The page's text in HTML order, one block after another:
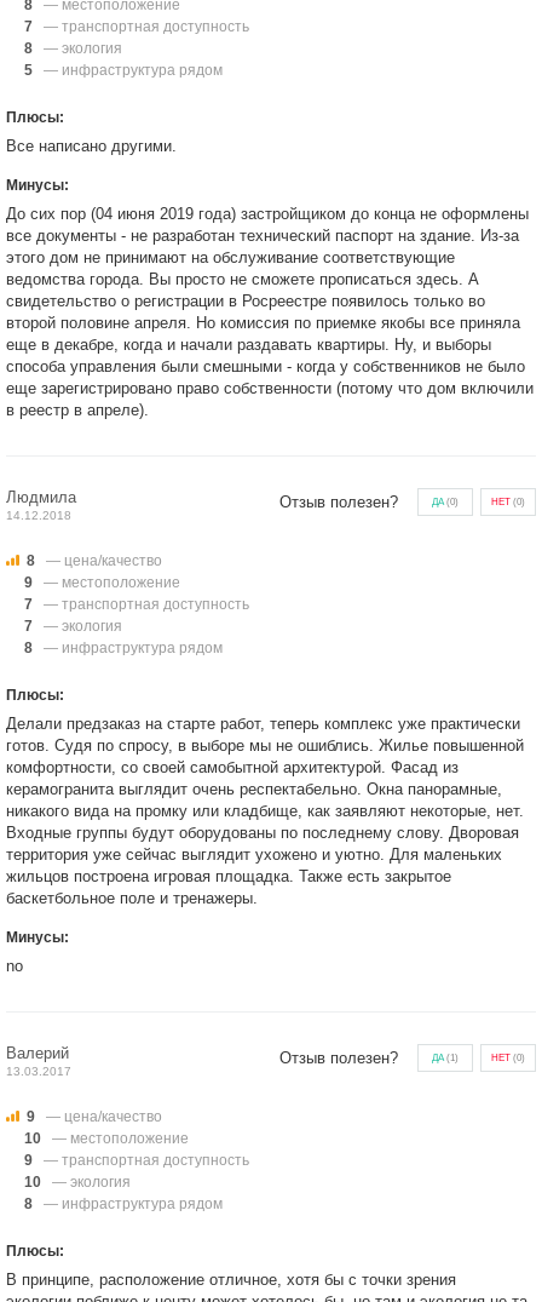
8
— местоположение
7
— транспортная доступность
8
— экология
5
— инфраструктура рядом
Плюсы:
Все написано другими.
Минусы:
До сих пор (04 июня 2019 года) застройщиком до конца не оформлены
все документы - не разработан технический паспорт на здание. Из-за
этого дом не принимают на обслуживание соответствующие
ведомства города. Вы просто не сможете прописаться здесь. А
свидетельство о регистрации в Росреестре появилось только во
второй половине апреля. Но комиссия по приемке якобы все приняла
еще в декабре, когда и начали раздавать квартиры. Ну, и выборы
способа управления были смешными - когда у собственников не было
еще зарегистрировано право собственности (потому что дом включили
в реестр в апреле).
Людмила
14.12.2018
Отзыв полезен? ДА(0) НЕТ (0)
8
— цена/качество
9
— местоположение
7
— транспортная доступность
7
— экология
8
— инфраструктура рядом
Плюсы:
Делали предзаказ на старте работ, теперь комплекс уже практически
готов. Судя по спросу, в выборе мы не ошиблись. Жилье повышенной
комфортности, со своей самобытной архитектурой. Фасад из
керамогранита выглядит очень респектабельно. Окна панорамные,
никакого вида на промку или кладбище, как заявляют некоторые, нет.
Входные группы будут оборудованы по последнему слову. Дворовая
территория уже сейчас выглядит ухожено и уютно. Для маленьких
жильцов построена игровая площадка. Также есть закрытое
баскетбольное поле и тренажеры.
Минусы:
no
Валерий
13.03.2017
Отзыв полезен? ДА(1) НЕТ (0)
9
— цена/качество
10
— местоположение
9
— транспортная доступность
10
— экология
8
— инфраструктура рядом
Плюсы:
В принципе, расположение отличное, хотя бы с точки зрения